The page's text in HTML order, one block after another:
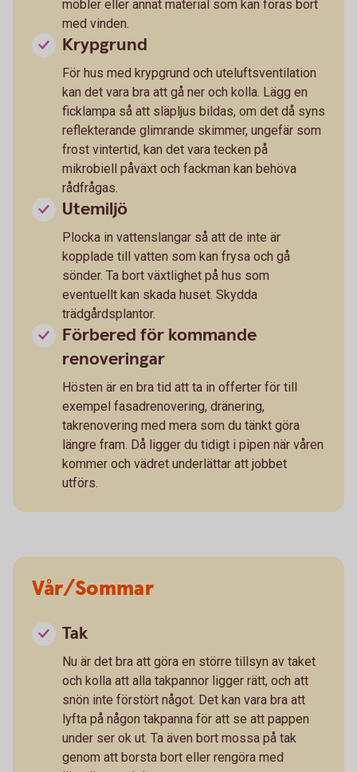
möbler eller annat material som kan föras bort
med vinden.
Krypgrund
För hus med krypgrund och uteluftsventilation
kan det vara bra att gå ner och kolla. Lägg en
ficklampa så att släpljus bildas, om det då syns
reflekterande glimrande skimmer, ungefär som
frost vintertid, kan det vara tecken på
mikrobiell påväxt och fackman kan behöva
rådfrågas.
Utemiljö
Plocka in vattenslangar så att de inte är
kopplade till vatten som kan frysa och gå
sönder. Ta bort växtlighet på hus som
eventuellt kan skada huset. Skydda
trädgårdsplantor.
Förbered för kommande
renoveringar
Hösten är en bra tid att ta in offerter för till
exempel fasadrenovering, dränering,
takrenovering med mera som du tänkt göra
längre fram. Då ligger du tidigt i pipen när våren
kommer och vädret underlättar att jobbet
utförs.
Vår/Sommar
Tak
Nu är det bra att göra en större tillsyn av taket
och kolla att alla takpannor ligger rätt, och att
snön inte förstört något. Det kan vara bra att
lyfta på någon takpanna för att se att pappen
under ser ok ut. Ta även bort mossa på tak
genom att borsta bort eller rengöra med